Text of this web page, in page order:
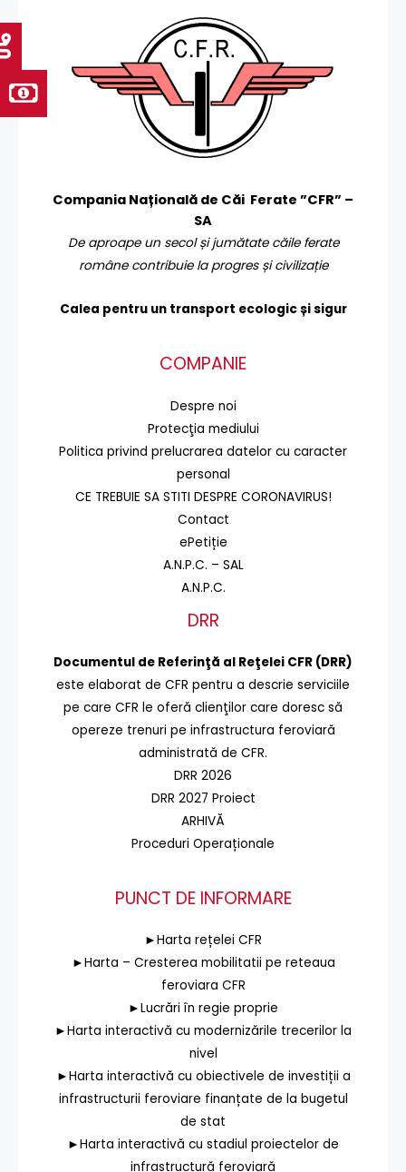
Compania Națională de Căi Ferate ”CFR” –
SA
De aproape un secol și jumătate căile ferate
române contribuie la progres și civilizație
Calea pentru un transport ecologic și sigur
COMPANIE
Despre noi
Protecţia mediului
Politica privind prelucrarea datelor cu caracter
personal
CE TREBUIE SA STITI DESPRE CORONAVIRUS!
Contact
ePetiție
A.N.P.C. – SAL
A.N.P.C.
DRR
Documentul de Referinţă al Reţelei CFR (DRR)
este elaborat de CFR pentru a descrie serviciile
pe care CFR le oferă clienţilor care doresc să
opereze trenuri pe infrastructura feroviară
administrată de CFR.
DRR 2026
DRR 2027 Proiect
ARHIVĂ
Proceduri Operaționale
PUNCT DE INFORMARE
►Harta rețelei CFR
►Harta – Cresterea mobilitatii pe reteaua
feroviara CFR
►Lucrări în regie proprie
►Harta interactivă cu modernizările trecerilor la
nivel
►Harta interactivă cu obiectivele de investiții a
infrastructurii feroviare finanțate de la bugetul
de stat
►Harta interactivă cu stadiul proiectelor de
infrastructură feroviară